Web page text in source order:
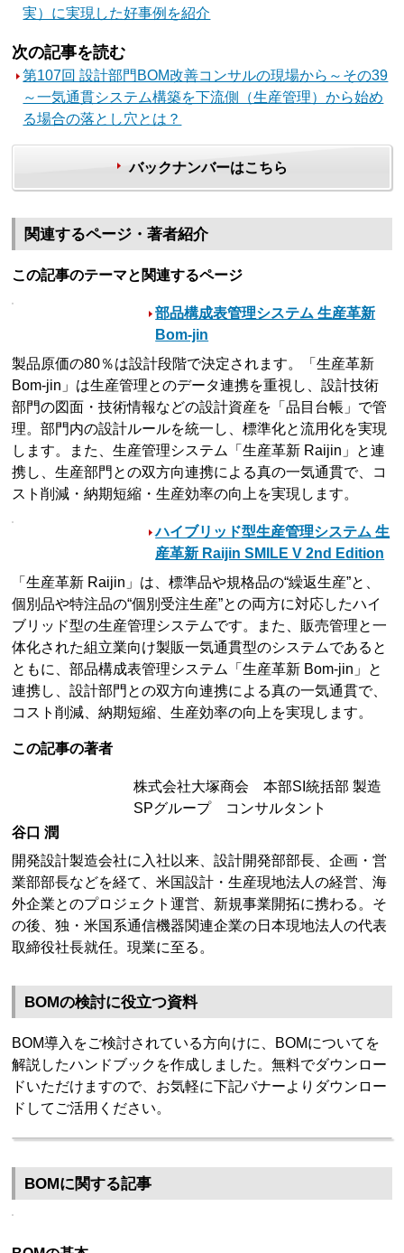
実）に実現した好事例を紹介
次の記事を読む
第107回 設計部門BOM改善コンサルの現場から～その39
～一気通貫システム構築を下流側（生産管理）から始め
る場合の落とし穴とは？
バックナンバーはこちら
関連するページ・著者紹介
この記事のテーマと関連するページ
部品構成表管理システム 生産革新
Bom-jin
製品原価の80％は設計段階で決定されます。「生産革新
Bom-jin」は生産管理とのデータ連携を重視し、設計技術
部門の図面・技術情報などの設計資産を「品目台帳」で管
理。部門内の設計ルールを統一し、標準化と流用化を実現
します。また、生産管理システム「生産革新 Raijin」と連
携し、生産部門との双方向連携による真の一気通貫で、コ
スト削減・納期短縮・生産効率の向上を実現します。
ハイブリッド型生産管理システム 生
産革新 Raijin SMILE V 2nd Edition
「生産革新 Raijin」は、標準品や規格品の“繰返生産”と、
個別品や特注品の“個別受注生産”との両方に対応したハイ
ブリッド型の生産管理システムです。また、販売管理と一
体化された組立業向け製販一気通貫型のシステムであると
ともに、部品構成表管理システム「生産革新 Bom-jin」と
連携し、設計部門との双方向連携による真の一気通貫で、
コスト削減、納期短縮、生産効率の向上を実現します。
この記事の著者
株式会社大塚商会 本部SI統括部 製造
SPグループ コンサルタント
谷口 潤
開発設計製造会社に入社以来、設計開発部部長、企画・営
業部部長などを経て、米国設計・生産現地法人の経営、海
外企業とのプロジェクト運営、新規事業開拓に携わる。そ
の後、独・米国系通信機器関連企業の日本現地法人の代表
取締役社長就任。現業に至る。
BOMの検討に役立つ資料
BOM導入をご検討されている方向けに、BOMについてを
解説したハンドブックを作成しました。無料でダウンロー
ドいただけますので、お気軽に下記バナーよりダウンロー
ドしてご活用ください。
BOMに関する記事